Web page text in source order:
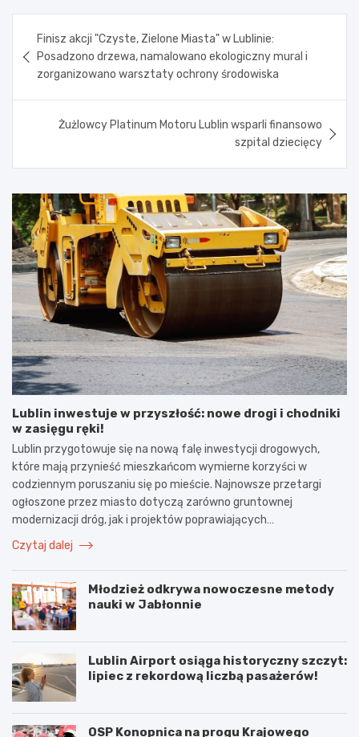
wpisu
Finisz akcji "Czyste, Zielone Miasta" w Lublinie:
Posadzono drzewa, namalowano ekologiczny mural i
zorganizowano warsztaty ochrony środowiska
Żużlowcy Platinum Motoru Lublin wsparli finansowo
szpital dziecięcy
Lublin inwestuje w przyszłość: nowe drogi i chodniki
w zasięgu ręki!
Lublin przygotowuje się na nową falę inwestycji drogowych,
które mają przynieść mieszkańcom wymierne korzyści w
codziennym poruszaniu się po mieście. Najnowsze przetargi
ogłoszone przez miasto dotyczą zarówno gruntownej
modernizacji dróg, jak i projektów poprawiających…
Czytaj dalej
Młodzież odkrywa nowoczesne metody
nauki w Jabłonnie
Lublin Airport osiąga historyczny szczyt:
lipiec z rekordową liczbą pasażerów!
OSP Konopnica na progu Krajowego